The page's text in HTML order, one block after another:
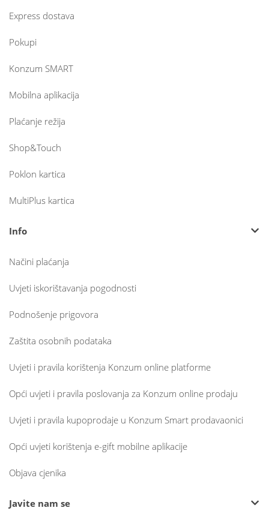
Express dostava
Pokupi
Konzum SMART
Mobilna aplikacija
Plaćanje režija
Shop&Touch
Poklon kartica
MultiPlus kartica
Info
Načini plaćanja
Uvjeti iskorištavanja pogodnosti
Podnošenje prigovora
Zaštita osobnih podataka
Uvjeti i pravila korištenja Konzum online platforme
Opći uvjeti i pravila poslovanja za Konzum online prodaju
Uvjeti i pravila kupoprodaje u Konzum Smart prodavaonici
Opći uvjeti korištenja e-gift mobilne aplikacije
Objava cjenika
Javite nam se